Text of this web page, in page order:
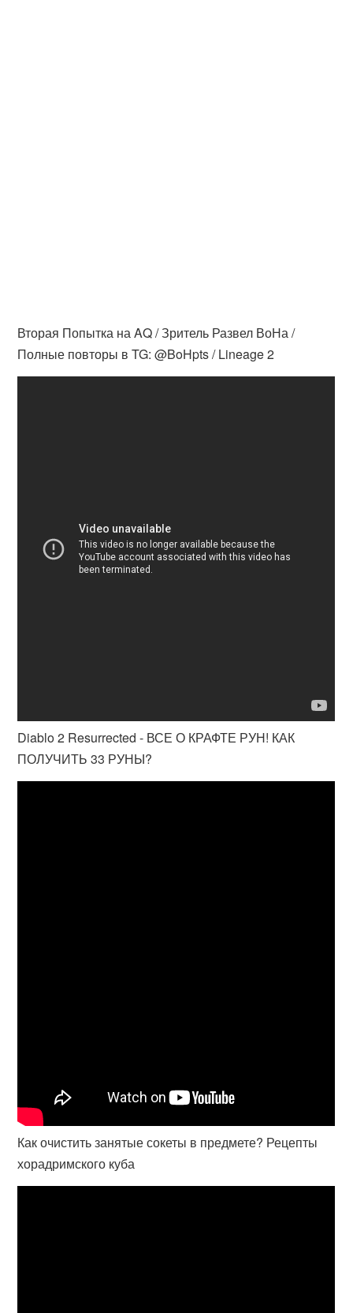
Вторая Попытка на AQ / Зритель Развел ВоНа /
Полные повторы в TG: @BoHpts / Lineage 2
Diablo 2 Resurrected - ВСЕ О КРАФТЕ РУН! КАК
ПОЛУЧИТЬ 33 РУНЫ?
Как очистить занятые сокеты в предмете? Рецепты
хорадримского куба